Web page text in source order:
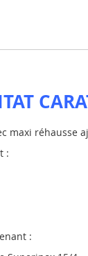
maxi réhausse
:
: